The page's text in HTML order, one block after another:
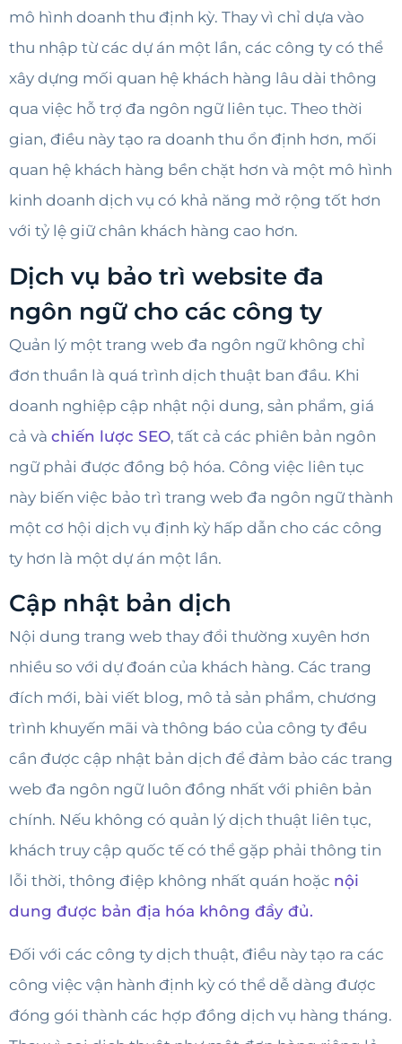
mô hình doanh thu định kỳ. Thay vì chỉ dựa vào
thu nhập từ các dự án một lần, các công ty có thể
xây dựng mối quan hệ khách hàng lâu dài thông
qua việc hỗ trợ đa ngôn ngữ liên tục. Theo thời
gian, điều này tạo ra doanh thu ổn định hơn, mối
quan hệ khách hàng bền chặt hơn và một mô hình
kinh doanh dịch vụ có khả năng mở rộng tốt hơn
với tỷ lệ giữ chân khách hàng cao hơn.
Dịch vụ bảo trì website đa
ngôn ngữ cho các công ty
Quản lý một trang web đa ngôn ngữ không chỉ
đơn thuần là quá trình dịch thuật ban đầu. Khi
doanh nghiệp cập nhật nội dung, sản phẩm, giá
cả và chiến lược SEO, tất cả các phiên bản ngôn
ngữ phải được đồng bộ hóa. Công việc liên tục
này biến việc bảo trì trang web đa ngôn ngữ thành
một cơ hội dịch vụ định kỳ hấp dẫn cho các công
ty hơn là một dự án một lần.
Cập nhật bản dịch
Nội dung trang web thay đổi thường xuyên hơn
nhiều so với dự đoán của khách hàng. Các trang
đích mới, bài viết blog, mô tả sản phẩm, chương
trình khuyến mãi và thông báo của công ty đều
cần được cập nhật bản dịch để đảm bảo các trang
web đa ngôn ngữ luôn đồng nhất với phiên bản
chính. Nếu không có quản lý dịch thuật liên tục,
khách truy cập quốc tế có thể gặp phải thông tin
lỗi thời, thông điệp không nhất quán hoặc nội
dung được bản địa hóa không đầy đủ.
Đối với các công ty dịch thuật, điều này tạo ra các
công việc vận hành định kỳ có thể dễ dàng được
đóng gói thành các hợp đồng dịch vụ hàng tháng.